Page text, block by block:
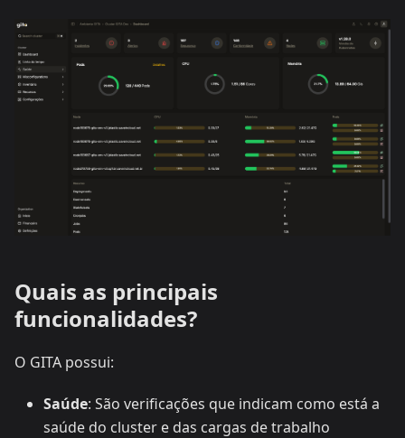
Quais as principais
funcionalidades?
O GITA possui:
Saúde: São verificações que indicam como está a
saúde do cluster e das cargas de trabalho